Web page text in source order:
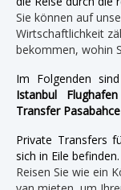
Sie können auf
Wirtschaftlichkeit
bekommen, wohin
Im Folgenden
Istanbul
Transfer Pasabahce
Private Transfers
sich in Eile befinden.
Reisen Sie wie ein